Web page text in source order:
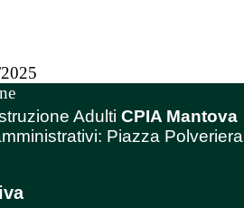
Adulti CPIA Mantova
Piazza